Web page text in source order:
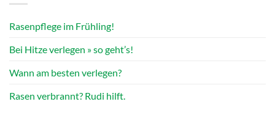
Rasenpflege im Frühling!
Bei Hitze verlegen » so geht’s!
Wann am besten verlegen?
Rasen verbrannt? Rudi hilft.